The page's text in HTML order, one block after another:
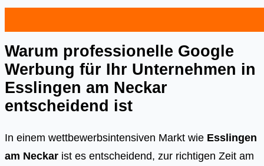
Warum professionelle Google
Werbung für Ihr Unternehmen in
Esslingen am Neckar
entscheidend ist
In einem wettbewerbsintensiven Markt wie Esslingen
am Neckar ist es entscheidend, zur richtigen Zeit am